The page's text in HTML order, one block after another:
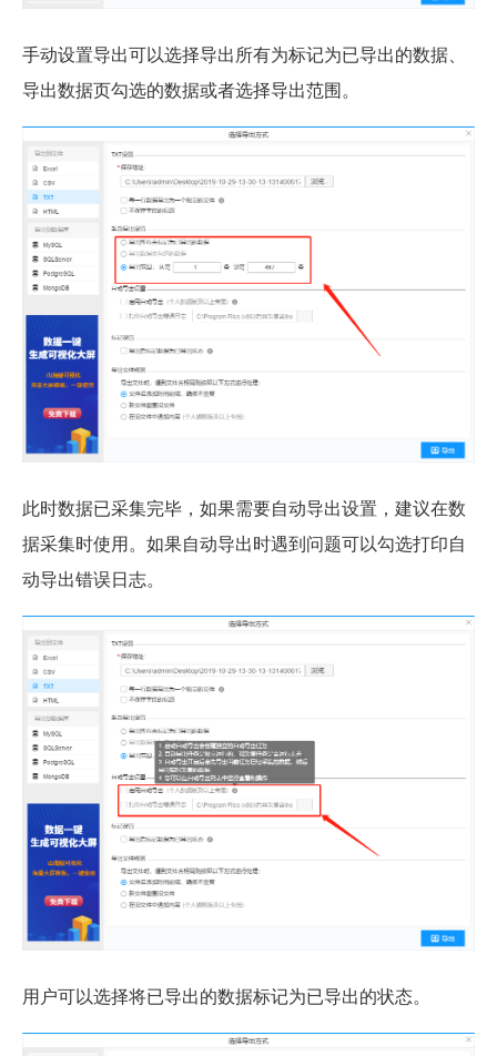
手动设置导出可以选择导出所有为标记为已导出的数据、
导出数据页勾选的数据或者选择导出范围。
此时数据已采集完毕，如果需要自动导出设置，建议在数
据采集时使用。如果自动导出时遇到问题可以勾选打印自
动导出错误日志。
用户可以选择将已导出的数据标记为已导出的状态。